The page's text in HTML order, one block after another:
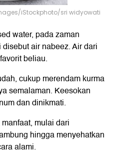
iStockphoto/sri widyowati
water, pada zaman
air nabeez. Air dari
beliau.
cukup merendam kurma
semalaman. Keesokan
dan dinikmati.
mulai dari
hingga menyehatkan
alami.